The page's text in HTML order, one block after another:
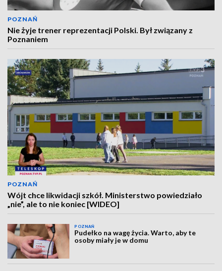
POZNAŃ
Nie żyje trener reprezentacji Polski. Był związany z
Poznaniem
POZNAŃ
Wójt chce likwidacji szkół. Ministerstwo powiedziało
„nie”, ale to nie koniec [WIDEO]
POZNAŃ
Pudełko na wagę życia. Warto, aby te
osoby miały je w domu